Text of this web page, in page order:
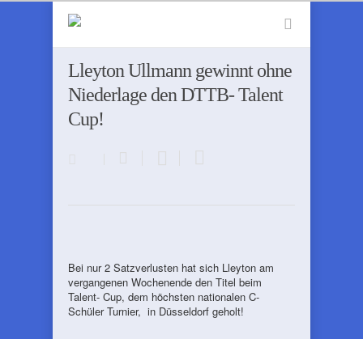
Lleyton Ullmann gewinnt ohne
Niederlage den DTTB- Talent
Cup!
Bei nur 2 Satzverlusten hat sich Lleyton am
vergangenen Wochenende den Titel beim
Talent- Cup, dem höchsten nationalen C-
Schüler Turnier, in Düsseldorf geholt!